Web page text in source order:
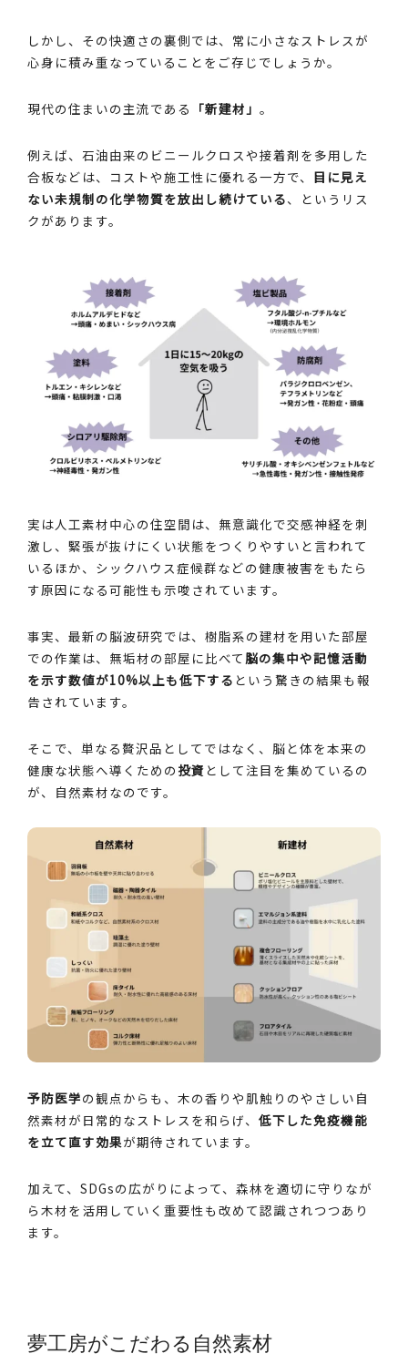
しかし、その快適さの裏側では、常に小さなストレスが
心身に積み重なっていることをご存じでしょうか。
現代の住まいの主流である 「新建材」。
例えば、石油由来のビニールクロスや接着剤を多用した
合板などは、コストや施工性に優れる一方で、 目に見え
ない未規制の化学物質を放出し続けている、というリス
クがあります。
実は人工素材中心の住空間は、無意識化で交感神経を刺
激し、緊張が抜けにくい状態をつくりやすいと言われて
いるほか、シックハウス症候群などの健康被害をもたら
す原因になる可能性も示唆されています。
事実、最新の脳波研究では、樹脂系の建材を用いた部屋
での作業は、無垢材の部屋に比べて 脳の集中や記憶活動
を示す数値が10%以上も低下する という驚きの結果も報
告されています。
そこで、単なる贅沢品としてではなく、脳と体を本来の
健康な状態へ導くための 投資 として注目を集めているの
が、自然素材なのです。
予防医学の観点からも、木の香りや肌触りのやさしい自
然素材が日常的なストレスを和らげ、低下した免疫機能
を立て直す効果が期待されています。
加えて、SDGsの広がりによって、森林を適切に守りなが
ら木材を活用していく重要性も改めて認識されつつあり
ます。
夢工房がこだわる自然素材